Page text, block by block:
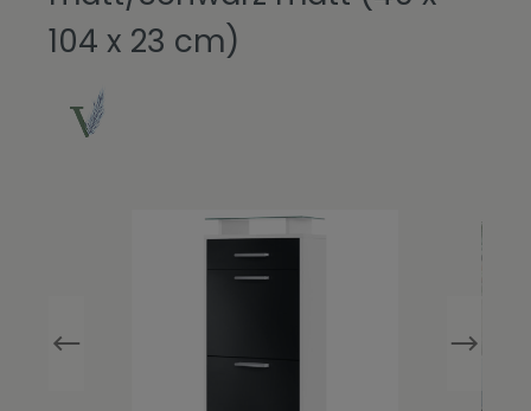
104 x 23 cm)
Bildergalerie überspringen